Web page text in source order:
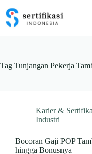
content
Tag Tunjangan Pekerja
Karier &
Industri
Bocoran Gaji POP
hingga Bonusnya